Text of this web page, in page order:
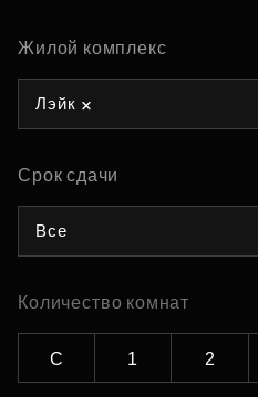
Жилой комплекс
Лэйк
Срок сдачи
Все
Количество комнат
С 1 2